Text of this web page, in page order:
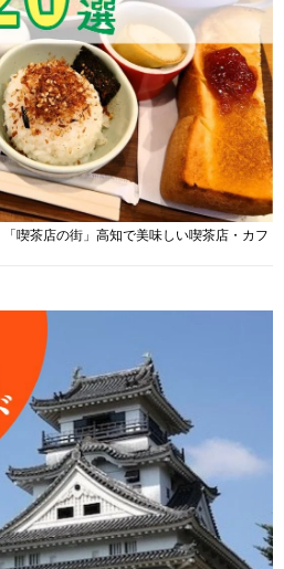
喫茶店の街」高知で美味しい喫茶店・カフ